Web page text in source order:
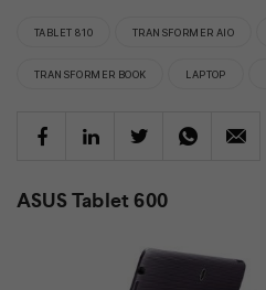
TABLET 810 TRANSFORMER AIO
TRANSFORMER BOOK LAPTOP
ASUS Tablet 600